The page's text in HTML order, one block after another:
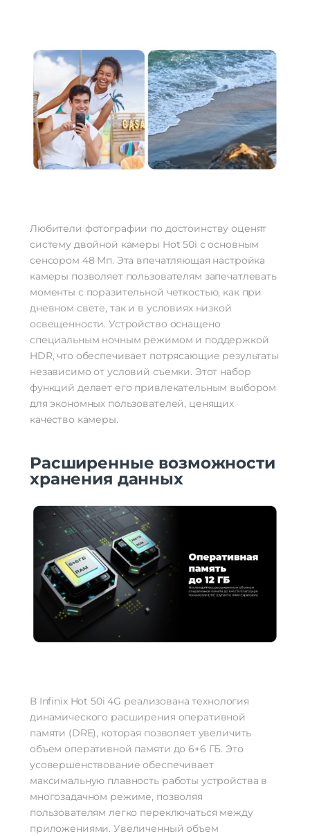
Любители фотографии по достоинству оценят
систему двойной камеры Hot 50i с основным
сенсором 48 Мп. Эта впечатляющая настройка
камеры позволяет пользователям запечатлевать
моменты с поразительной четкостью, как при
дневном свете, так и в условиях низкой
освещенности. Устройство оснащено
специальным ночным режимом и поддержкой
HDR, что обеспечивает потрясающие результаты
независимо от условий съемки. Этот набор
функций делает его привлекательным выбором
для экономных пользователей, ценящих
качество камеры.
Расширенные возможности
хранения данных
В Infinix Hot 50i 4G реализована технология
динамического расширения оперативной
памяти (DRE), которая позволяет увеличить
объем оперативной памяти до 6+6 ГБ. Это
усовершенствование обеспечивает
максимальную плавность работы устройства в
многозадачном режиме, позволяя
пользователям легко переключаться между
приложениями. Увеличенный объем